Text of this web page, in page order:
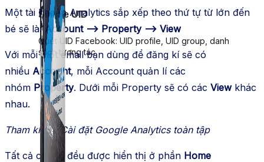
Simple UID
Quét UID Facebook: UID profile, UID group, danh
sách tương tác
Một tài khoản Analytics sắp xếp theo thứ tự từ lớn đến
bé sẽ là: Account –> Property –> View
Với mỗi một email bạn dùng để đăng kí sẽ có
nhiều Account, mỗi Account quản lí các
nhóm Property. Dưới mỗi Property sẽ có các Viewkhác
nhau.
Tham khảo: Cài đặt Google Analytics toàn tập
Tất cả chúng đều được hiển thị ở phần Home